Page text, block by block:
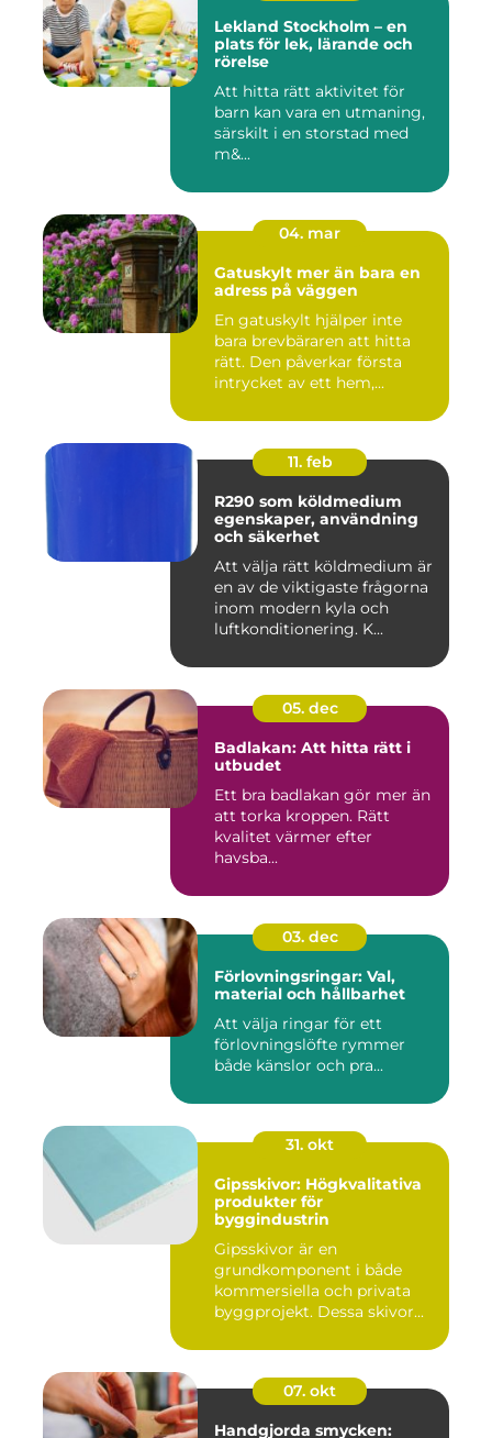
Lekland Stockholm – en
plats för lek, lärande och
rörelse
Att hitta rätt aktivitet för
barn kan vara en utmaning,
särskilt i en storstad med
m&...
04. mar
Gatuskylt mer än bara en
adress på väggen
En gatuskylt hjälper inte
bara brevbäraren att hitta
rätt. Den påverkar första
intrycket av ett hem,...
11. feb
R290 som köldmedium
egenskaper, användning
och säkerhet
Att välja rätt köldmedium är
en av de viktigaste frågorna
inom modern kyla och
luftkonditionering. K...
05. dec
Badlakan: Att hitta rätt i
utbudet
Ett bra badlakan gör mer än
att torka kroppen. Rätt
kvalitet värmer efter
havsba...
03. dec
Förlovningsringar: Val,
material och hållbarhet
Att välja ringar för ett
förlovningslöfte rymmer
både känslor och pra...
31. okt
Gipsskivor: Högkvalitativa
produkter för
byggindustrin
Gipsskivor är en
grundkomponent i både
kommersiella och privata
byggprojekt. Dessa skivor...
07. okt
Handgjorda smycken: